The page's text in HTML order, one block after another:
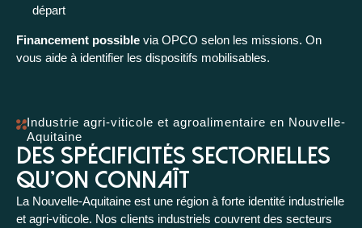
départ
Financement possible via OPCO selon les missions. On
vous aide à identifier les dispositifs mobilisables.
Industrie agri-viticole et agroalimentaire en Nouvelle-
Aquitaine
Des spécificités sectorielles
qu'on connaît
La Nouvelle-Aquitaine est une région à forte identité industrielle
et agri-viticole. Nos clients industriels couvrent des secteurs